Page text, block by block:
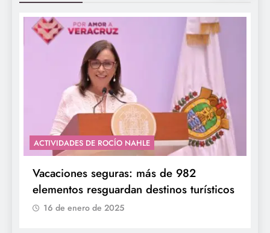
ACTIVIDADES DE ROCÍO NAHLE
Vacaciones seguras: más de 982
elementos resguardan destinos turísticos
16 de enero de 2025